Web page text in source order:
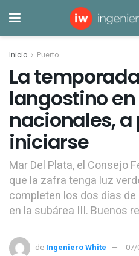
Inicio Puerto
La
langostino
nacionales,
iniciarse
Mar Del Plata, el Consejo
que la zafra tenga luz
completen los dos días
en la subárea III. Buenos
de Ingeniero White